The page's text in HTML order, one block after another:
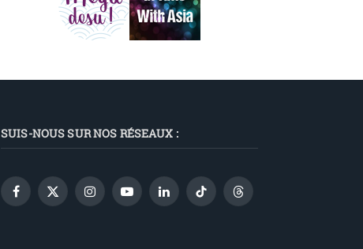
SUIS-NOUS SUR NOS RÉSEAUX :
Facebook
X
InstagramYouTubeLinkedInTikTok Threads